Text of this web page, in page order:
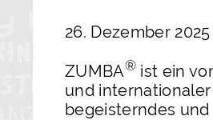
26. Dezember
ZUMBA® ist ein
und
begeisterndes